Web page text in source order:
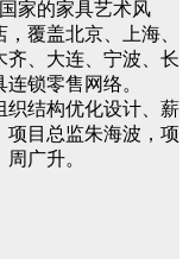
家的家具艺术风
覆盖北京、上海、
齐、大连、宁波、长
锁零售网络。
织结构优化设计、薪
项目总监朱海波，项
广升。